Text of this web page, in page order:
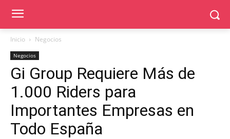
Inicio Negocios
Negocios
Gi Group Requiere Más de
1.000 Riders para
Importantes Empresas en
Todo España